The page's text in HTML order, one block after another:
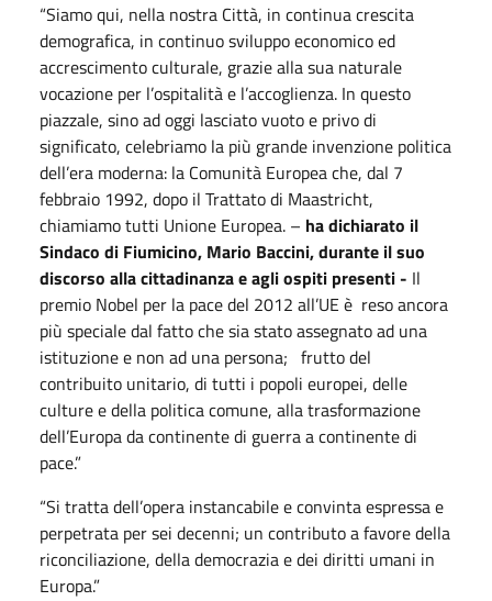
“Siamo qui, nella nostra Città, in continua crescita
demografica, in continuo sviluppo economico ed
accrescimento culturale, grazie alla sua naturale
vocazione per l’ospitalità e l’accoglienza. In questo
piazzale, sino ad oggi lasciato vuoto e privo di
significato, celebriamo la più grande invenzione politica
dell’era moderna: la Comunità Europea che, dal 7
febbraio 1992, dopo il Trattato di Maastricht,
chiamiamo tutti Unione Europea. – ha dichiarato il
Sindaco di Fiumicino, Mario Baccini, durante il suo
discorso alla cittadinanza e agli ospiti presenti - Il
premio Nobel per la pace del 2012 all’UE è reso ancora
più speciale dal fatto che sia stato assegnato ad una
istituzione e non ad una persona; frutto del
contribuito unitario, di tutti i popoli europei, delle
culture e della politica comune, alla trasformazione
dell’Europa da continente di guerra a continente di
pace.”
“Si tratta dell’opera instancabile e convinta espressa e
perpetrata per sei decenni; un contributo a favore della
riconciliazione, della democrazia e dei diritti umani in
Europa.”